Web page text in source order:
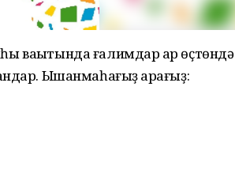
ваҡытында ғалимдар ҡар өҫтөндә
Ышанмаһағыҙ ҡарағыҙ: